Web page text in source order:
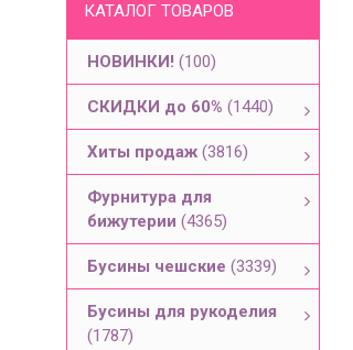
КАТАЛОГ ТОВАРОВ
НОВИНКИ! (100)
СКИДКИ до 60% (1440)
Хиты продаж (3816)
Фурнитура для
бижутерии (4365)
Бусины чешские (3339)
Бусины для рукоделия
(1787)